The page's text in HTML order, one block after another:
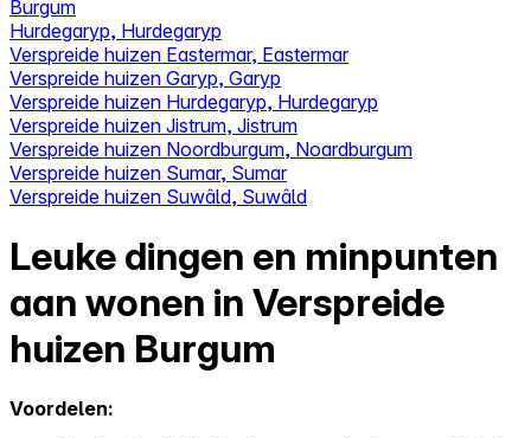
Burgum
Hurdegaryp, Hurdegaryp
Verspreide huizen Eastermar, Eastermar
Verspreide huizen Garyp, Garyp
Verspreide huizen Hurdegaryp, Hurdegaryp
Verspreide huizen Jistrum, Jistrum
Verspreide huizen Noordburgum, Noardburgum
Verspreide huizen Sumar, Sumar
Verspreide huizen Suwâld, Suwâld
Leuke dingen en minpunten
aan wonen in Verspreide
huizen Burgum
Voordelen: